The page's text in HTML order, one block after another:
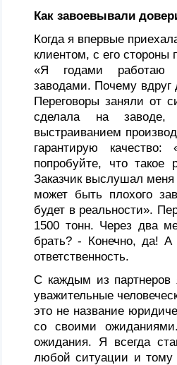
Как завоевывали
Когда я впервые
клиентом, с его
«Я годами работаю
заводами. Почему вдруг
Переговоры заняли от
сделала на
выстраиванием
гарантирую
попробуйте, что такое
Заказчик выслушал меня
может быть плохого
будет в реальности».
1500 тонн. Через два
брать? - Конечно, да!
ответственность.
С каждым из партнеров
уважительные
это не название
со своими
ожидания. Я всегда
любой ситуации и тому